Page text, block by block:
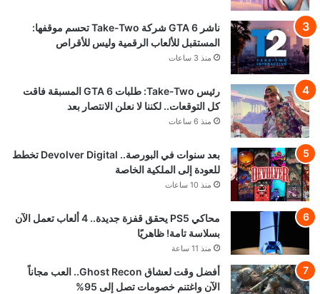
ناشر GTA 6 شركة Take-Two تحسم موقفها:
المستقبل للألعاب الرقمية وليس للأقراص
منذ 3 ساعات
رئيس Take-Two: طلبات GTA 6 المسبقة فاقت
كل التوقعات.. لكننا لا نعلن الانتصار بعد
منذ 6 ساعات
بعد سنوات في البورصة.. Devolver Digital تخطط
للعودة إلى الملكية الخاصة
منذ 10 ساعات
محاكي PS5 يحقق قفزة جديدة.. 4 ألعاب تعمل الآن
بسلاسة تامة! ظاهريًا
منذ 11 ساعة
أفضل وقت لعشاق Ghost Recon.. العب مجاناً
الآن واغتنم خصومات تصل إلى 95%